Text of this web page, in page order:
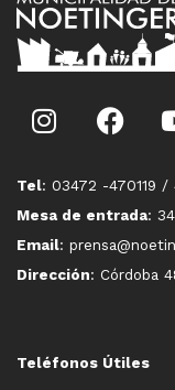
Tel: 03472 -470119 /
Mesa de entrada:
Email:
Dirección: Córdoba
Teléfonos Útiles